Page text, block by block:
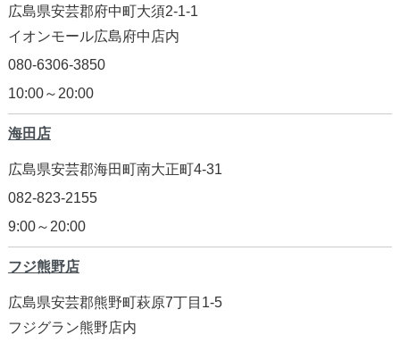
広島県安芸郡府中町大須2-1-1
イオンモール広島府中店内
080-6306-3850
10:00～20:00
海田店
広島県安芸郡海田町南大正町4-31
082-823-2155
9:00～20:00
フジ熊野店
広島県安芸郡熊野町萩原7丁目1-5
フジグラン熊野店内